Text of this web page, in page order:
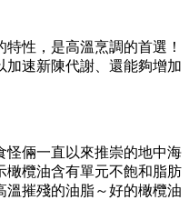
性，是高溫烹調的首選！
加速新陳代謝、還能夠增加
怪倆一直以來推崇的地中海
橄欖油含有單元不飽和脂肪
溫摧殘的油脂～好的橄欖油